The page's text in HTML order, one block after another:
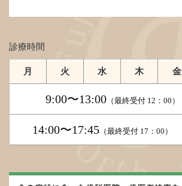
診療時間
月 火 水 木 金
9:00〜13:00（最終受付 12：00）
14:00〜17:45 （最終受付 17：00）